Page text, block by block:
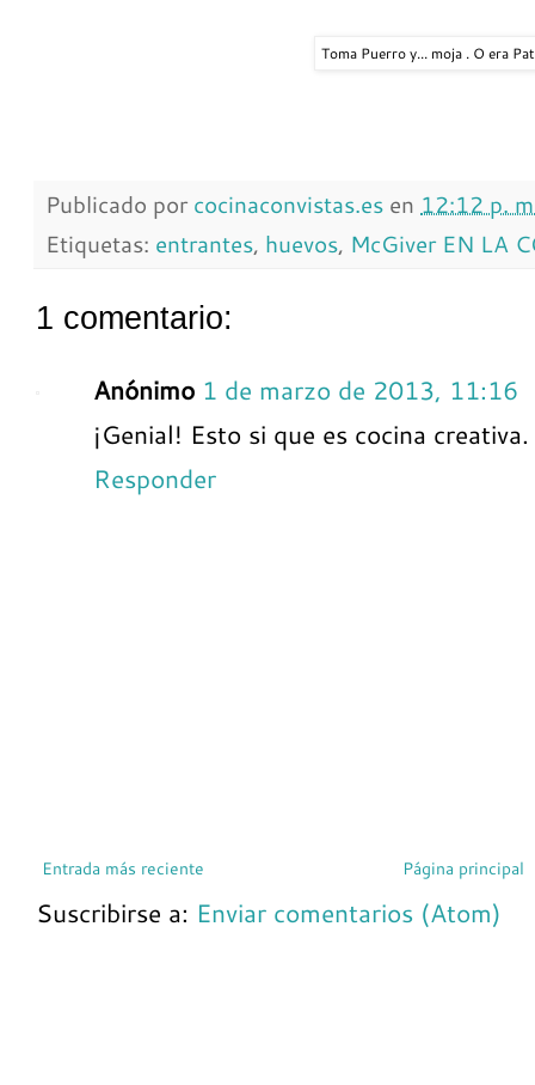
Toma Puerro y... moja . O era
Publicado por cocinaconvistas.es en 12:12 p.
Etiquetas: entrantes, huevos, McGiver EN LA
1 comentario:
Anónimo 1 de marzo de 2013, 11:16
¡Genial! Esto si que es cocina creativa.
Responder
Entrada más reciente Página principal
Suscribirse a: Enviar comentarios (Atom)